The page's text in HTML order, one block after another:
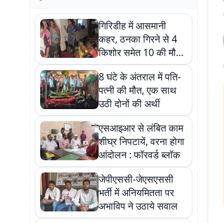
गिरिडीह में आसमानी
कहर, ठनका गिरने से 4
किशोर समेत 10 की मौत,
9 घायल
8 घंटे के अंतराल में पति-
पत्नी की मौत, एक साथ
उठी दोनों की अर्थी
एसआइआर से लंबित काम
शीघ्र निपटायें, वरना होगा
आंदोलन : फॉरवर्ड ब्लॉक
जेपीएससी-जेएसएससी
भर्ती में अनियमितता पर
अभाविप ने उठाये सवाल